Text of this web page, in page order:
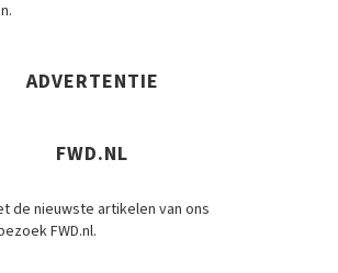
ADVERTENTIE
FWD.NL
de nieuwste artikelen van ons
FWD.nl.